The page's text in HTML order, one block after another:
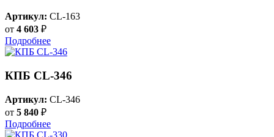
Артикул: CL-163
от 4 603 ₽
Подробнее
КПБ CL-346
Артикул: CL-346
от 5 840 ₽
Подробнее